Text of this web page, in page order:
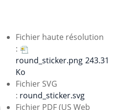
Fichier haute résolution
:
round_sticker.png 243.31
Ko
Fichier SVG
: round_sticker.svg
Fichier PDF (US Web